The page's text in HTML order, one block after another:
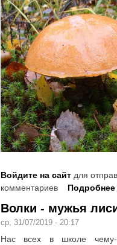
Войдите на сайт для
комментариев
Подробнее
Волки - мужья
ср, 31/07/2019 - 20:17
Нас всех в школе